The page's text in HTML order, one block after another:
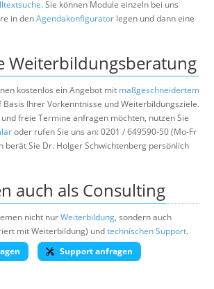
. Sie können Module einzeln bei uns
in denAgendakonfigurator legen und dann eine
Weiterbildungsberatung
kostenlos ein Angebot mit maßgeschneidertem
Basis Ihrer Vorkenntnisse und Weiterbildungsziele.
freie Termine anfragen möchten, nutzen Sie
oder rufen Sie uns an: 0201 / 649590-50 (Mo-Fr
berät Sie Dr. Holger Schwichtenberg persönlich
auch als Consulting
nicht nurWeiterbildung, sondern auch
mit Weiterbildung) undtechnischen Support.
Support anfragen